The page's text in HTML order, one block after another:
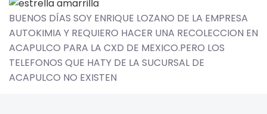
BUENOS DÍAS SOY ENRIQUE LOZANO DE LA EMPRESA
AUTOKIMIA Y REQUIERO HACER UNA RECOLECCION EN
ACAPULCO PARA LA CXD DE MEXICO.PERO LOS
TELEFONOS QUE HATY DE LA SUCURSAL DE
ACAPULCO NO EXISTEN